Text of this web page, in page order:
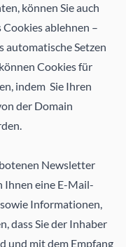
können Sie auch
ablehnen –
automatische Setzen
Cookies für
indem Sie Ihren
der Domain
Newsletter
Ihnen eine E-Mail-
Informationen,
dass Sie der Inhaber
und mit dem Empfang